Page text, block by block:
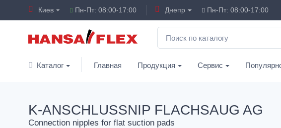
Киев Пн-Пт: 08:00-17:00 Днепр Пн-Пт: 08:00-17:00
Каталог Главная Продукция Сервис
K-ANSCHLUSSNIP FLACHSAUG AG
Connection nipples for flat suction pads